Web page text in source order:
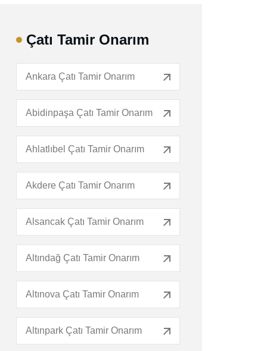
Çatı Tamir Onarım
Ankara Çatı Tamir Onarım
Abidinpaşa Çatı Tamir Onarım
Ahlatlıbel Çatı Tamir Onarım
Akdere Çatı Tamir Onarım
Alsancak Çatı Tamir Onarım
Altındağ Çatı Tamir Onarım
Altınova Çatı Tamir Onarım
Altınpark Çatı Tamir Onarım